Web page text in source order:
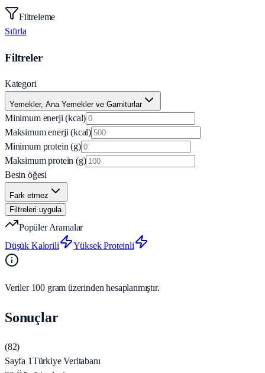
Filtreleme
Sıfırla
Filtreler
Kategori
Yemekler, Ana Yemekler ve Garniturlar
Minimum enerji (kcal)
Maksimum enerji (kcal)
Minimum protein (g)
Maksimum protein (g)
Besin öğesi
Fark etmez
Filtreleri uygula
Popüler Aramalar
Düşük Kalorili
Yüksek Proteinli
Veriler 100 gram üzerinden hesaplanmıştır.
Sonuçlar
(82)
Sayfa 1Türkiye Veritabanı